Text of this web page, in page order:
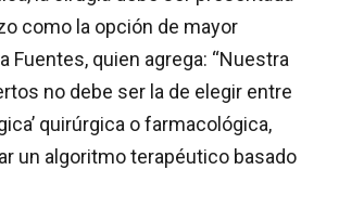
como la opción de mayor
Fuentes, quien agrega: “Nuestra
no debe ser la de elegir entre
quirúrgica o farmacológica,
un algoritmo terapéutico basado